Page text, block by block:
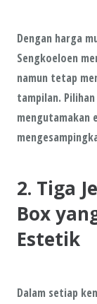
Dengan harga
Sengkoeloen
namun tetap
tampilan.
mengutamakan
2. Tiga
Box
Estetik
Dalam setiap